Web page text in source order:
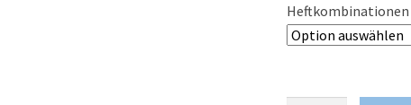
Heftkombinationen